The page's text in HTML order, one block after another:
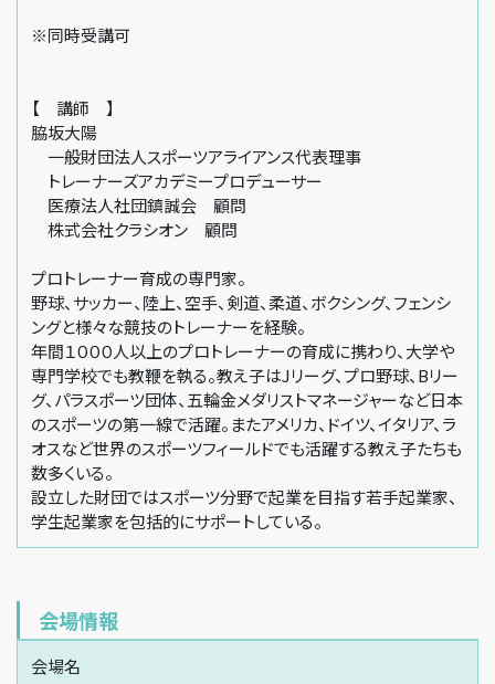
※同時受講可
【 講師 】
脇坂大陽
一般財団法人スポーツアライアンス代表理事
トレーナーズアカデミープロデューサー
医療法人社団鎮誠会 顧問
株式会社クラシオン 顧問
プロトレーナー育成の専門家。
野球、サッカー、陸上、空手、剣道、柔道、ボクシング、フェンシ
ングと様々な競技のトレーナーを経験。
年間１０００人以上のプロトレーナーの育成に携わり、大学や
専門学校でも教鞭を執る。教え子はJリーグ、プロ野球、Bリー
グ、パラスポーツ団体、五輪金メダリストマネージャーなど日本
のスポーツの第一線で活躍。またアメリカ、ドイツ、イタリア、ラ
オスなど世界のスポーツフィールドでも活躍する教え子たちも
数多くいる。
設立した財団ではスポーツ分野で起業を目指す若手起業家、
学生起業家を包括的にサポートしている。
会場情報
会場名